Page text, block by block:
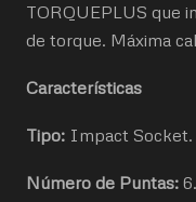
TORQUEPLUS que
de torque. Máxima
Características
Tipo: Impact Socket.
Número de Puntas: 6.